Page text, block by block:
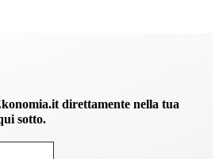
direttamente nella tua
sotto.